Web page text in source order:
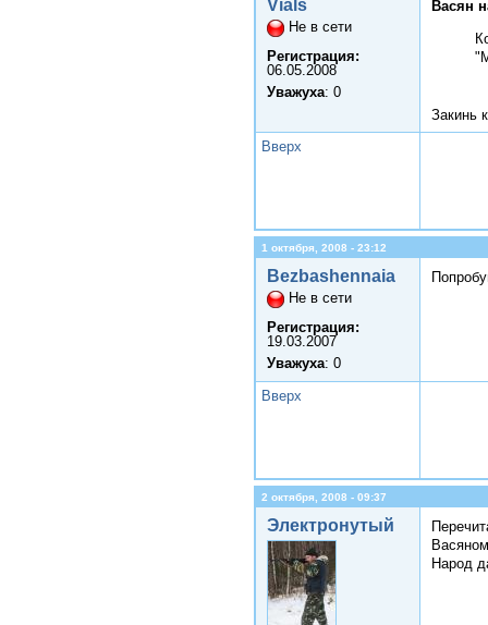
Vials
Не в сети
Регистрация:
06.05.2008
Уважуха: 0
Васян
Закинь
Вверх
1 октября, 2008 - 23:12
Bezbashennaia
Не в сети
Регистрация:
19.03.2007
Уважуха: 0
Вверх
2 октября, 2008 - 09:37
Электронутый
Народ